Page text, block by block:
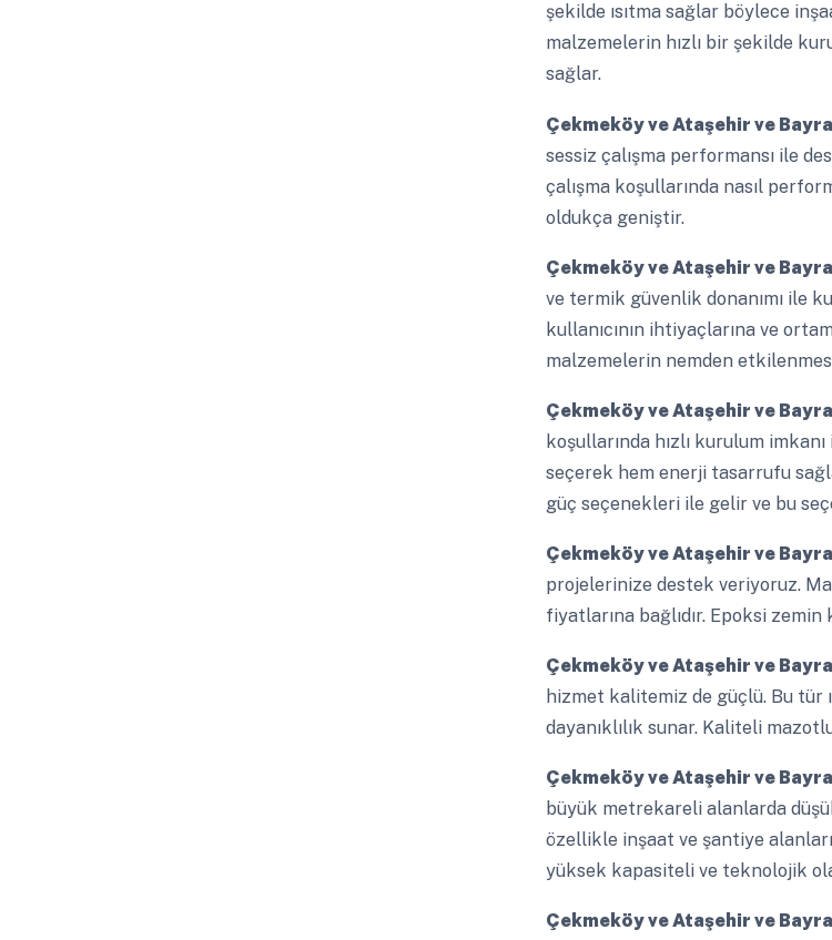
şekilde ısıtma sağlar böylece
malzemelerin hızlı bir şekilde
sağlar.
Çekmeköy ve Ataşehir ve
sessiz çalışma performansı ile
çalışma koşullarında nasıl
oldukça geniştir.
Çekmeköy ve Ataşehir ve
ve termik güvenlik donanımı ile
kullanıcının ihtiyaçlarına ve
malzemelerin nemden
Çekmeköy ve Ataşehir ve
koşullarında hızlı kurulum
seçerek hem enerji tasarrufu
güç seçenekleri ile gelir ve bu
Çekmeköy ve Ataşehir ve
projelerinize destek veriyoruz.
fiyatlarına bağlıdır. Epoksi
Çekmeköy ve Ataşehir ve
hizmet kalitemiz de güçlü. Bu tür
dayanıklılık sunar. Kaliteli
Çekmeköy ve Ataşehir ve
büyük metrekareli alanlarda
özellikle inşaat ve şantiye
yüksek kapasiteli ve teknolojik
Çekmeköy ve Ataşehir ve